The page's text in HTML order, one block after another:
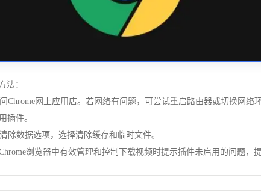
法：
Chrome网上应用店。若网络有问题，可尝试重启路由器或切换网
插件。
除数据选项，选择清除缓存和临时文件。
浏览器中有效管理和控制下载视频时提示插件未启用的问题，